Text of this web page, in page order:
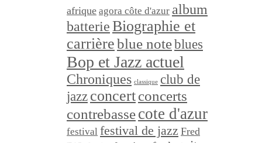
afrique agora côte d'azur album
batterieBiographie et
carrièreblue noteblues
Bop et Jazz actuel
Chroniques classique club de
jazz concertconcerts
contrebassecote d'azur
festival festival de jazz Fred